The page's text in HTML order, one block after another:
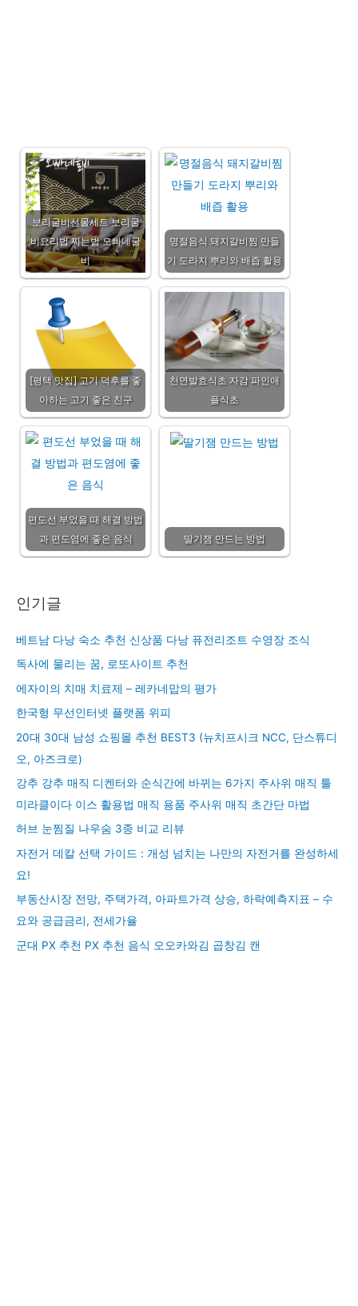
보리굴비선물세트 보리굴
비요리법 찌는법 오빠네굴
비
명절음식 돼지갈비찜 만들
기 도라지 뿌리와 배즙 활용
[평택 맛집] 고기 덕후를 좋
아하는 고기 좋은 친구
천연발효식초 자감 파인애
플식초
편도선 부었을 때 해결 방법
과 편도염에 좋은 음식
딸기잼 만드는 방법
인기글
베트남 다낭 숙소 추천 신상품 다낭 퓨전리조트 수영장 조식
독사에 물리는 꿈, 로또사이트 추천
에자이의 치매 치료제 – 레카네맙의 평가
한국형 무선인터넷 플랫폼 위피
20대 30대 남성 쇼핑몰 추천 BEST3 (뉴치프시크 NCC, 단스튜디
오, 아즈크로)
강추 강추 매직 디켄터와 순식간에 바뀌는 6가지 주사위 매직 툴
미라클이다 이스 활용법 매직 용품 주사위 매직 초간단 마법
허브 눈찜질 나우숨 3종 비교 리뷰
자전거 데칼 선택 가이드 : 개성 넘치는 나만의 자전거를 완성하세
요!
부동산시장 전망, 주택가격, 아파트가격 상승, 하락예측지표 – 수
요와 공급금리, 전세가율
군대 PX 추천 PX 추천 음식 오오카와김 곱창김 캔